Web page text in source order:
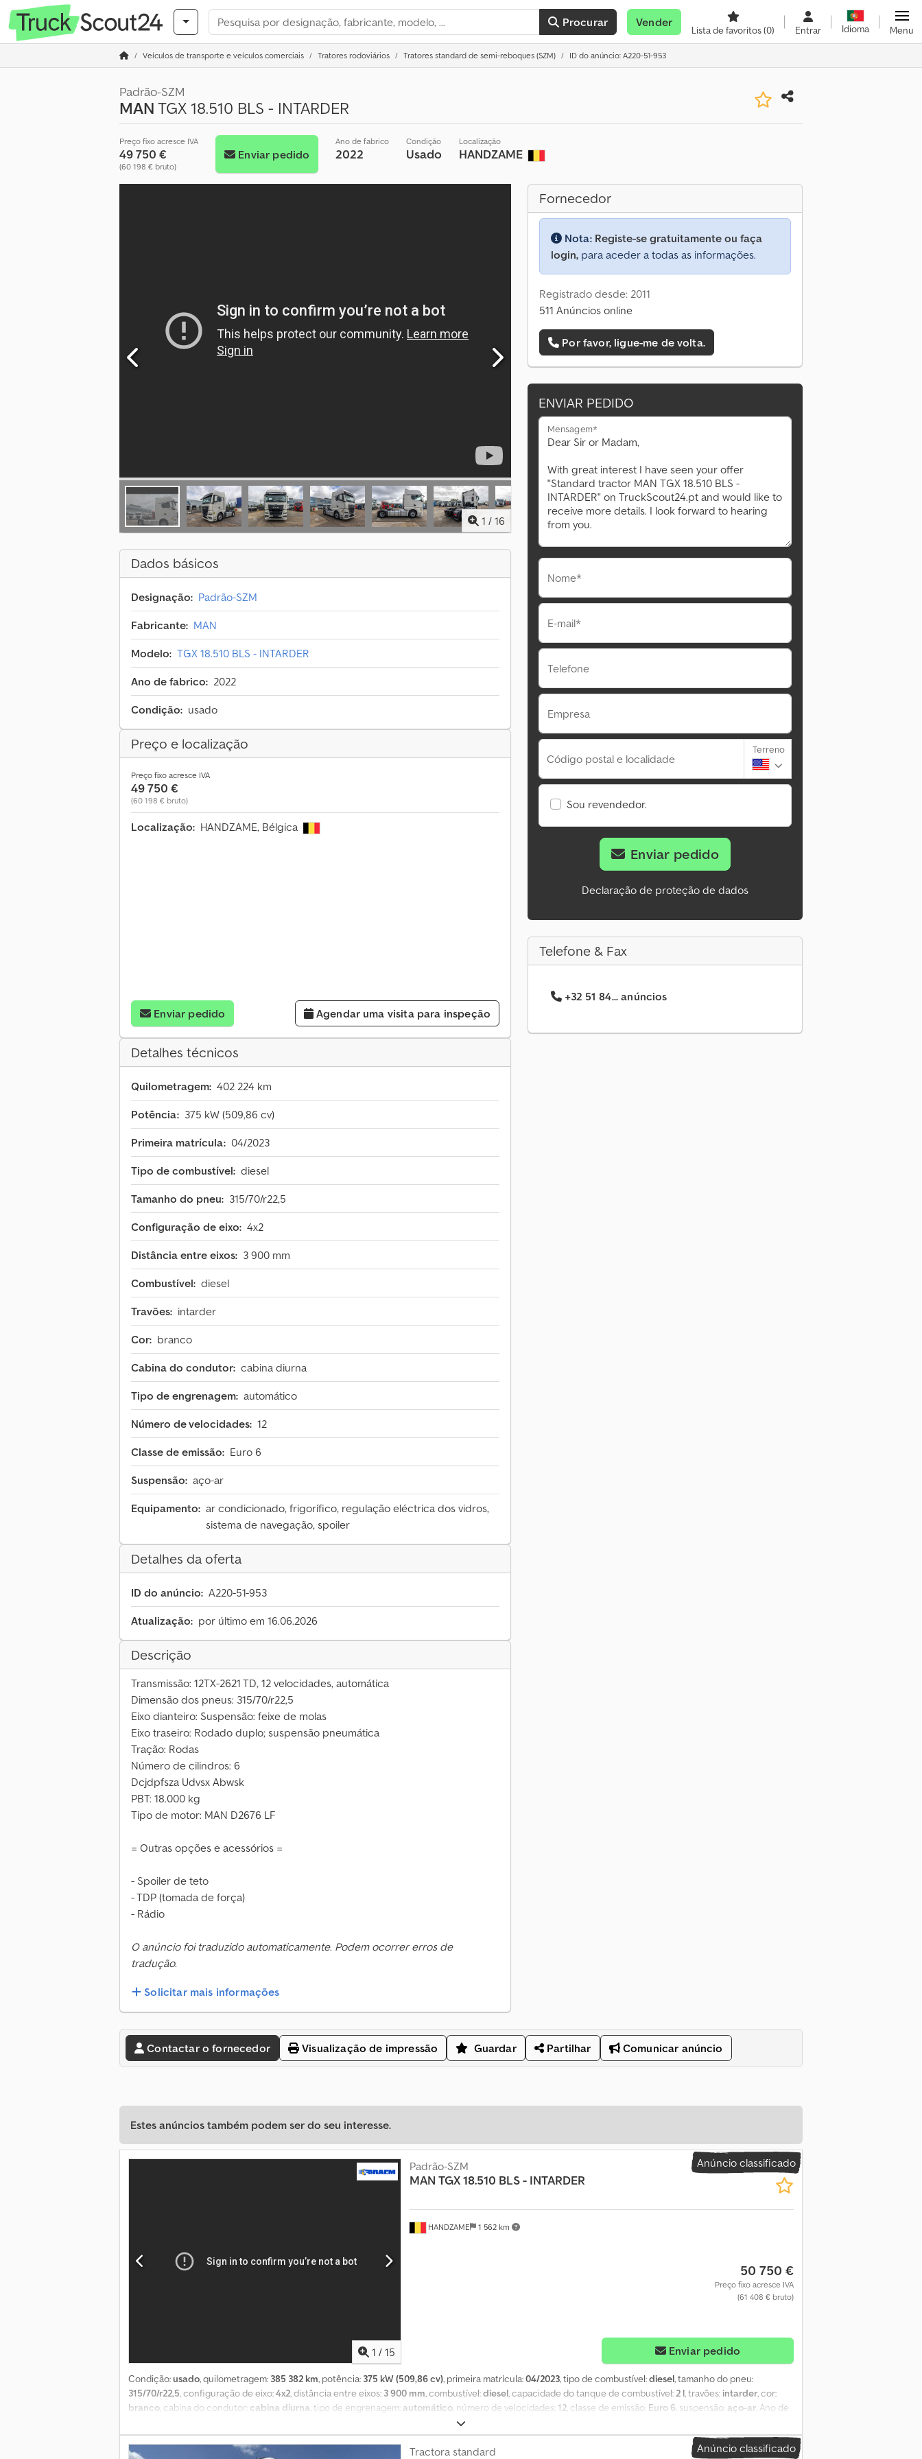
Procurar Vender
Lista de favoritos(0) Entrar Idioma Menu
Veículos de transporte e veículos comerciais Tratores rodoviários Tratores standard de semi-reboques (SZM) ID do anúncio: A220-51-953
Padrão-SZM
MANTGX 18.510 BLS - INTARDER
Preço fixo acresce IVA
49 750 €
(60 198 € bruto)
Enviar pedido
Ano de fabrico
2022
Condição
Usado
Localização
HANDZAME
1 / 16
Dados básicos
Designação: Padrão-SZM
Fabricante: MAN
Modelo: TGX 18.510 BLS - INTARDER
Ano de fabrico: 2022
Condição: usado
Preço e localização
Preço fixo acresce IVA
49 750 €
(60 198 € bruto)
Localização: HANDZAME, Bélgica
Enviar pedido Agendar uma visita para inspeção
Detalhes técnicos
Quilometragem: 402 224 km
Potência: 375 kW (509,86 cv)
Primeira matrícula: 04/2023
Tipo de combustível: diesel
Tamanho do pneu: 315/70/r22,5
Configuração de eixo: 4x2
Distância entre eixos: 3 900 mm
Combustível: diesel
Travões: intarder
Cor: branco
Cabina do condutor: cabina diurna
Tipo de engrenagem: automático
Número de velocidades: 12
Classe de emissão: Euro 6
Suspensão: aço-ar
Equipamento: ar condicionado, frigorífico, regulação eléctrica dos vidros,
sistema de navegação, spoiler
Detalhes da oferta
ID do anúncio: A220-51-953
Atualização: por último em 16.06.2026
Descrição
Transmissão: 12TX-2621 TD, 12 velocidades, automática
Dimensão dos pneus: 315/70/r22,5
Eixo dianteiro: Suspensão: feixe de molas
Eixo traseiro: Rodado duplo; suspensão pneumática
Tração: Rodas
Número de cilindros: 6
Dcjdpfsza Udvsx Abwsk
PBT: 18.000 kg
Tipo de motor: MAN D2676 LF
= Outras opções e acessórios =
- Spoiler de teto
- TDP (tomada de força)
- Rádio
O anúncio foi traduzido automaticamente. Podem ocorrer erros de
tradução.
Solicitar mais informações
Fornecedor
Nota: Registe-se gratuitamente ou faça
login, para aceder a todas as informações.
Registrado desde: 2011
511 Anúncios online
Por favor, ligue-me de volta.
ENVIAR PEDIDO
Mensagem*
Nome*
E-mail*
Telefone
Empresa
Código postal e localidade
Terreno
Sou revendedor.
Enviar pedido
Declaração de proteção de dados
Telefone & Fax
+32 51 84... anúncios
Contactar o fornecedor Visualização de impressão Guardar Partilhar Comunicar anúncio
Estes anúncios também podem ser do seu interesse.
Anúncio classificado
1 / 15
HANDZAME 1 562 km
Padrão-SZM
MAN TGX 18.510 BLS - INTARDER
50 750 €
Preço fixo acresce IVA
(61 408 € bruto)
Enviar pedido
Condição:usado, quilometragem: 385 382 km, potência: 375 kW (509,86 cv), primeira matrícula:04/2023, tipo de combustível:diesel, tamanho do pneu:
315/70/r22,5, configuração de eixo:4x2, distância entre eixos: 3 900 mm, combustível:diesel, capacidade do tanque de combustível:2 l, travões: intarder, cor:
branco, cabina do condutor: cabina diurna, tipo de engrenagem: automático, número de velocidades:12, classe de emissão: Euro 6, suspensão: aço-ar, Ano de
ar condicionado, frigorífico, regulação eléctrica dos vidros, sistema de navegação, spoiler
velocidades, automática Dimensão dos pneus: 315/70 R22,5 Eixo dianteiro: Suspensão: Suspensão por molas de lâmina Eixo traseiro: Pneus duplos; Suspensão:
Suspensão pneumática Tração: Nas rodas Número de cilindros: 6 Peso bruto total: 19.000 kg Tipo de motor: MAN D2676 LF = Outras opções e acessórios =
Anúncio classificado
Tractora standard